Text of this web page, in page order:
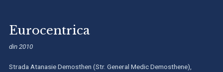
Eurocentrica
din 2010
Strada Atanasie Demosthen (Str. General Medic Demosthene),